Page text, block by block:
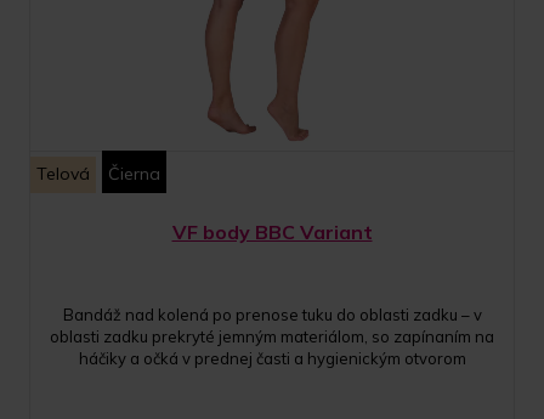
Telová Čierna
VF body BBC Variant
Bandáž nad kolená po prenose tuku do oblasti zadku – v
oblasti zadku prekryté jemným materiálom, so zapínaním na
háčiky a očká v prednej časti a hygienickým otvorom